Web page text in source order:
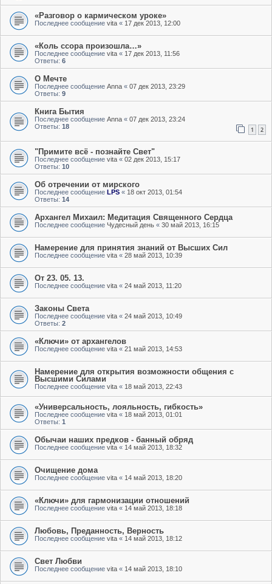
«Разговор о кармическом уроке»
Последнее сообщение vita « 17 дек 2013, 12:00
«Коль ссора произошла…»
Последнее сообщение vita « 17 дек 2013, 11:56
Ответы: 6
О Мечте
Последнее сообщение Anna « 07 дек 2013, 23:29
Ответы: 9
Книга Бытия
Последнее сообщение Anna « 07 дек 2013, 23:24
Ответы: 18 1 2
"Примите всё - познайте Свет"
Последнее сообщение vita « 02 дек 2013, 15:17
Ответы: 10
Об отречении от мирского
Последнее сообщение LPS « 18 окт 2013, 01:54
Ответы: 14
Архангел Михаил: Медитация Священного Сердца
Последнее сообщение Чудесный день « 30 май 2013, 16:15
Намерение для принятия знаний от Высших Сил
Последнее сообщение vita « 28 май 2013, 10:39
От 23. 05. 13.
Последнее сообщение vita « 24 май 2013, 11:20
Законы Света
Последнее сообщение vita « 24 май 2013, 10:49
Ответы: 2
«Ключи» от архангелов
Последнее сообщение vita « 21 май 2013, 14:53
Намерение для открытия возможности общения с
Высшими Силами
Последнее сообщение vita « 18 май 2013, 22:43
«Универсальность, лояльность, гибкость»
Последнее сообщение vita « 18 май 2013, 01:01
Ответы: 1
Обычаи наших предков - банный обряд
Последнее сообщение vita « 14 май 2013, 18:32
Очищение дома
Последнее сообщение vita « 14 май 2013, 18:20
«Ключи» для гармонизации отношений
Последнее сообщение vita « 14 май 2013, 18:18
Любовь, Преданность, Верность
Последнее сообщение vita « 14 май 2013, 18:12
Свет Любви
Последнее сообщение vita « 14 май 2013, 18:10